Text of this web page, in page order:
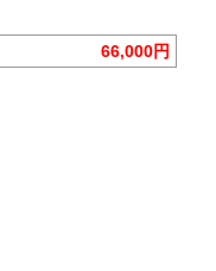
66,000円